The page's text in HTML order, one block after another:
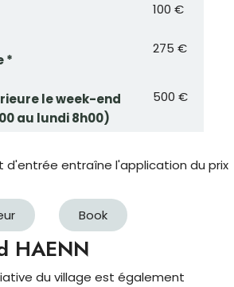
100 €
*
275 €
le week-end
au lundi 8h00)
500 €
d'entrée entraîne l'application du prix
Book
HAENN
du village est également